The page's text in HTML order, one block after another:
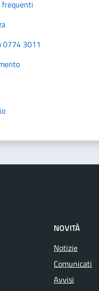
frequenti
0774 3011
NOVITÀ
Notizie
Comunicati
Avvisi